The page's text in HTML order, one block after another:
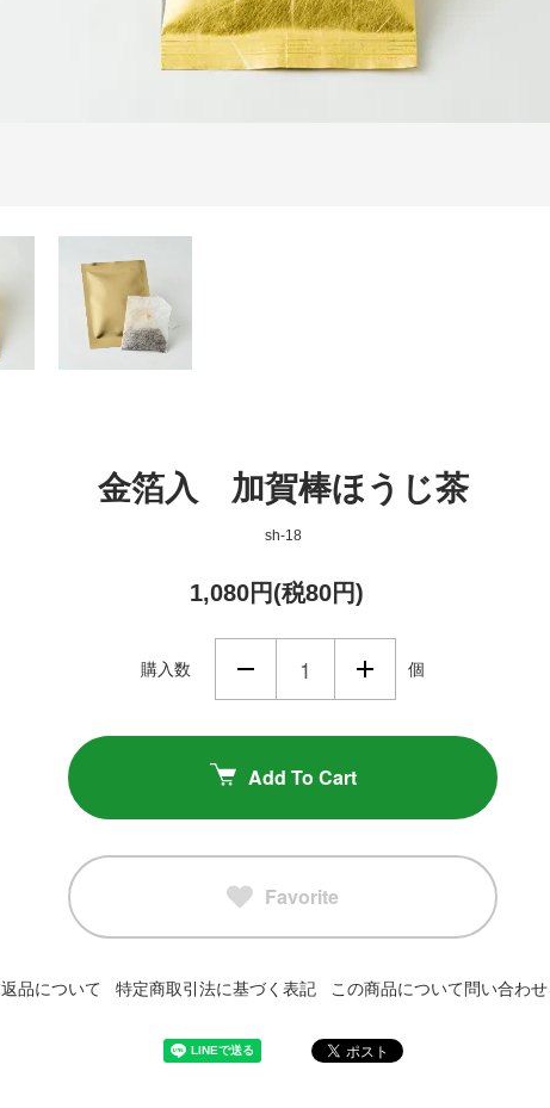
金箔入 加賀棒ほうじ茶
sh-18
1,080円(税80円)
購入数 個
Add To Cart
Favorite
返品について 特定商取引法に基づく表記 この商品について問い合わ